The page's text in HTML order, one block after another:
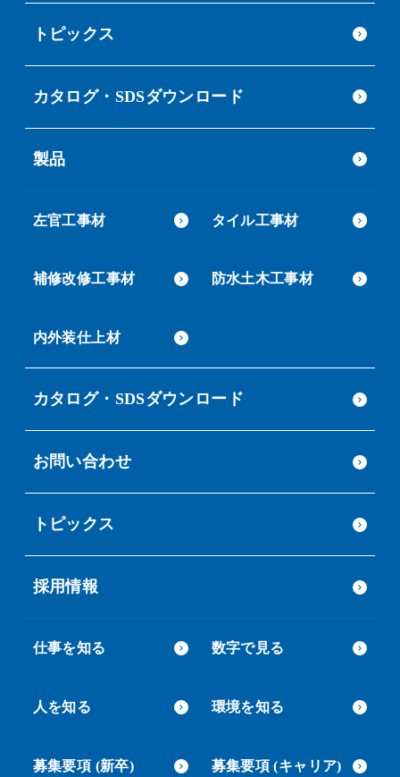
トピックス
カタログ・SDSダウンロード
製品
左官工事材 タイル工事材
補修改修工事材 防水土木工事材
内外装仕上材
カタログ・SDSダウンロード
お問い合わせ
トピックス
採用情報
仕事を知る 数字で見る
人を知る 環境を知る
募集要項 (新卒) 募集要項 (キャリア)